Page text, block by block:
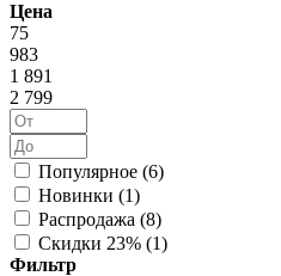
Цена
75
983
1 891
2 799
Популярное (6)
Новинки (1)
Распродажа (8)
Скидки 23% (1)
Фильтр